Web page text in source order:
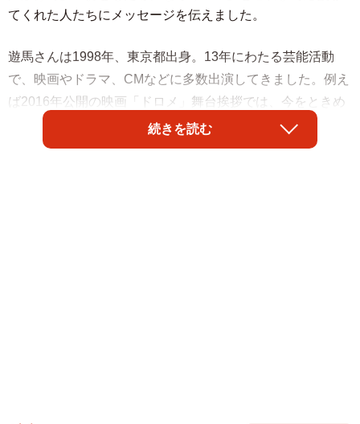
てくれた人たちにメッセージを伝えました。
遊馬さんは1998年、東京都出身。13年にわたる芸能活動
で、映画やドラマ、CMなどに多数出演してきました。例え
ば2016年公開の映画「ドロメ」舞台挨拶では、今をときめ
く森川葵さんや三浦透子さん、小関裕太さん、岡山天音さ
んらと共に出演者の1人として登壇。またグラビアアイドル
続きを読む